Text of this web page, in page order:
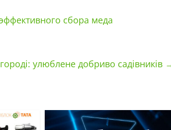
сбора меда
улюблене добриво садівників